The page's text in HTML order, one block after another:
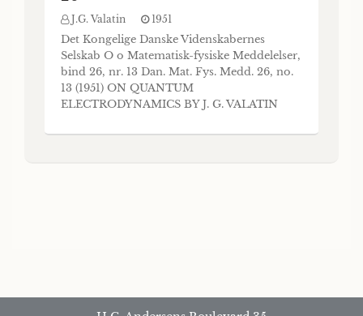
J.G. Valatin 1951
Det Kongelige Danske Videnskabernes
Selskab O o Matematisk-fysiske Meddelelser,
bind 26, nr. 13 Dan. Mat. Fys. Medd. 26, no.
13 (1951) ON QUANTUM
ELECTRODYNAMICS BY J. G. VALATIN
Munksgaard 1951 CONTENTS Page